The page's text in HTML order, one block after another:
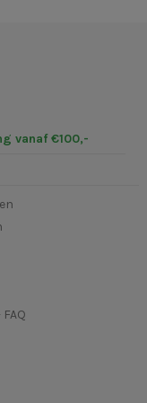
vanaf €100,-